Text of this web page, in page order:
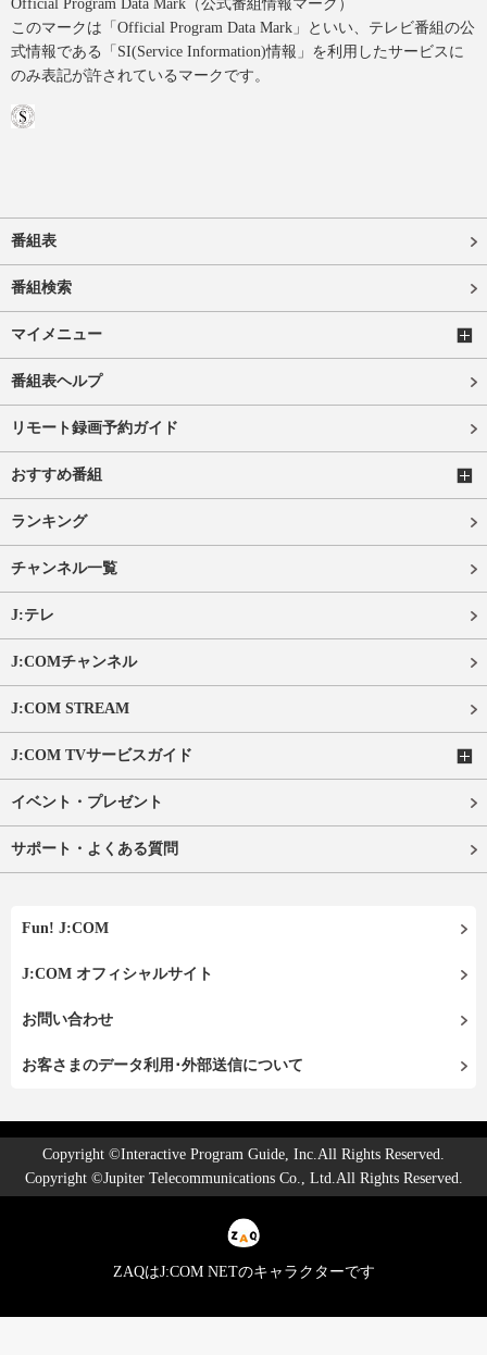
Official Program Data Mark（公式番組情報マーク）
このマークは「Official Program Data Mark」といい、テレビ番組の公
式情報である「SI(Service Information)情報」を利用したサービスに
のみ表記が許されているマークです。
番組表
番組検索
マイメニュー
番組表ヘルプ
リモート録画予約ガイド
おすすめ番組
ランキング
チャンネル一覧
J:テレ
J:COMチャンネル
J:COM STREAM
J:COM TVサービスガイド
イベント・プレゼント
サポート・よくある質問
Fun! J:COM
J:COM オフィシャルサイト
お問い合わせ
お客さまのデータ利用･外部送信について
Copyright ©Interactive Program Guide, Inc.All Rights Reserved.
Copyright ©Jupiter Telecommunications Co., Ltd.All Rights Reserved.
ZAQはJ:COM NETのキャラクターです